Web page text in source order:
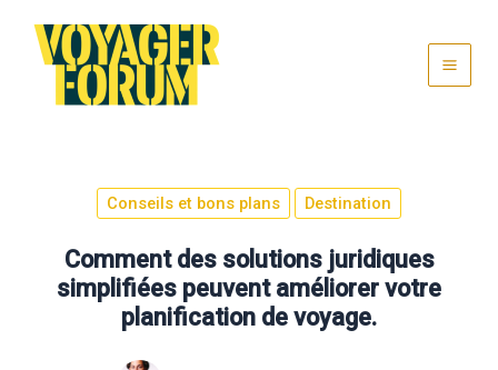
contenu
Conseils et bons plans Destination
Comment des solutions juridiques
simplifiées peuvent améliorer votre
planification de voyage.